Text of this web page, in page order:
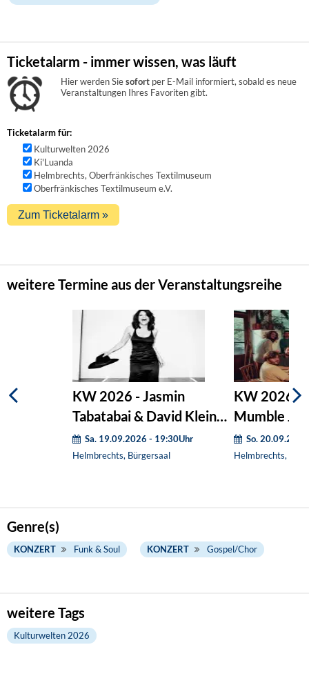
Ticketalarm - immer wissen, was läuft
Hier werden Siesofort per E-Mail informiert, sobald es neue
Veranstaltungen Ihres Favoriten gibt.
Ticketalarm für:
Kulturwelten 2026
Ki'Luanda
Helmbrechts, Oberfränkisches Textilmuseum
Oberfränkisches Textilmuseum e.V.
weitere Termine aus der Veranstaltungsreihe
KW 2026 - Jasmin
Tabatabai & David Klein
Quartett
Sa. 19.09.2026 - 19:30Uhr
Helmbrechts, Bürgersaal
KW 2026 -
Mumble
So.
Helmbrechts,
Genre(s)
KONZERT Funk & Soul KONZERT Gospel/Chor
weitere Tags
Kulturwelten 2026